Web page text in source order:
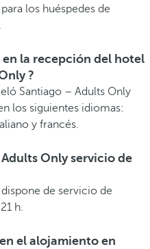
los huéspedes de
en la recepción del hotel
?
Santiago – Adults Only
los siguientes idiomas:
y francés.
Only servicio de
de servicio de
h.
el alojamiento en